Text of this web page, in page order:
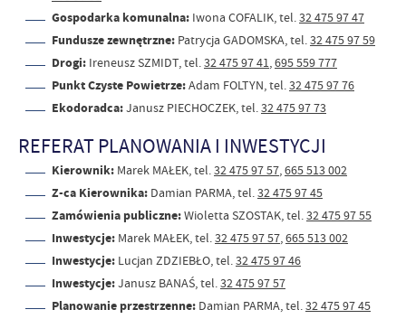
Gospodarka komunalna: Iwona COFALIK, tel.32 475 97 47
Fundusze zewnętrzne: Patrycja GADOMSKA, tel.32 475 97 59
Drogi: Ireneusz SZMIDT, tel.32 475 97 41,695 559 777
Punkt Czyste Powietrze:Adam FOLTYN, tel.32 475 97 76
Ekodoradca:Janusz PIECHOCZEK, tel.32 475 97 73
REFERAT PLANOWANIA I INWESTYCJI
Kierownik: Marek MAŁEK, tel.32 475 97 57,665 513 002
Z-ca Kierownika: Damian PARMA, tel.32 475 97 45
Zamówienia publiczne:Wioletta SZOSTAK, tel.32 475 97 55
Inwestycje: Marek MAŁEK, tel.32 475 97 57,665 513 002
Inwestycje: Lucjan ZDZIEBŁO, tel.32 475 97 46
Inwestycje:Janusz BANAŚ, tel.32 475 97 57
Planowanie przestrzenne: Damian PARMA, tel.32 475 97 45